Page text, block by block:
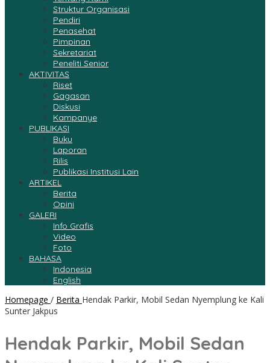
Struktur Organisasi
Pendiri
Penasehat
Pimpinan
Sekretariat
Peneliti Senior
AKTIVITAS
Riset
Gagasan
Diskusi
Kampanye
PUBLIKASI
Buku
Laporan
Rilis
Publikasi Institusi Lain
ARTIKEL
Berita
Opini
GALERI
Info Grafis
Video
Foto
BAHASA
Indonesia
English
Homepage / Berita Hendak Parkir, Mobil Sedan Nyemplung ke Kali
Sunter Jakpus
Hendak Parkir, Mobil Sedan